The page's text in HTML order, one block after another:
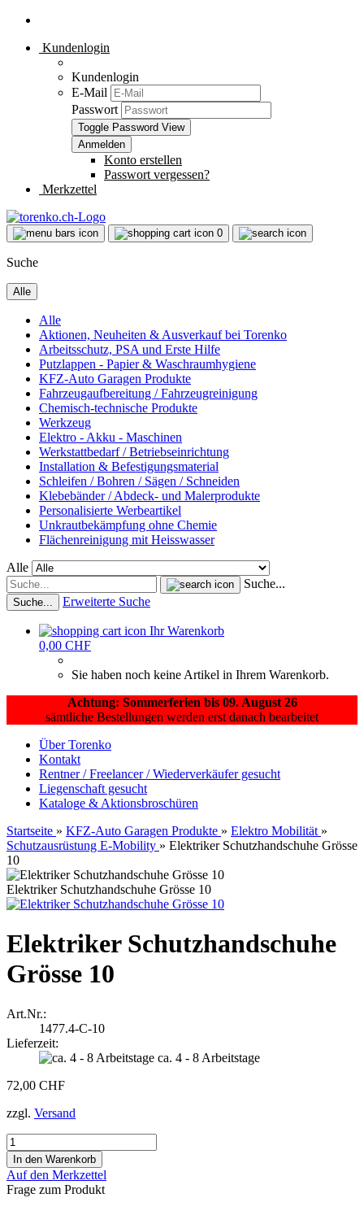
Kundenlogin
Kundenlogin
E-Mail
Passwort
Toggle Password View
Konto erstellen
Passwort vergessen?
Merkzettel
0
Suche
Alle
Alle
Aktionen, Neuheiten & Ausverkauf bei Torenko
Arbeitsschutz, PSA und Erste Hilfe
Putzlappen - Papier & Waschraumhygiene
KFZ-Auto Garagen Produkte
Fahrzeugaufbereitung / Fahrzeugreinigung
Chemisch-technische Produkte
Werkzeug
Elektro - Akku - Maschinen
Werkstattbedarf / Betriebseinrichtung
Installation & Befestigungsmaterial
Schleifen / Bohren / Sägen / Schneiden
Klebebänder / Abdeck- und Malerprodukte
Personalisierte Werbeartikel
Unkrautbekämpfung ohne Chemie
Flächenreinigung mit Heisswasser
Alle
Suche...
Suche... Erweiterte Suche
Ihr Warenkorb
0,00 CHF
Sie haben noch keine Artikel in Ihrem Warenkorb.
Achtung: Sommerferien bis 09. August 26
sämtliche Bestellungen werden erst danach bearbeitet
Über Torenko
Kontakt
Rentner / Freelancer / Wiederverkäufer gesucht
Liegenschaft gesucht
Kataloge & Aktionsbroschüren
Startseite » KFZ-Auto Garagen Produkte » Elektro Mobilität »
Schutzausrüstung E-Mobility » Elektriker Schutzhandschuhe Grösse
10
Elektriker Schutzhandschuhe Grösse 10
Elektriker Schutzhandschuhe
Grösse 10
Art.Nr.:
1477.4-C-10
Lieferzeit:
ca. 4 - 8 Arbeitstage
72,00 CHF
zzgl. Versand
Auf den Merkzettel
Frage zum Produkt